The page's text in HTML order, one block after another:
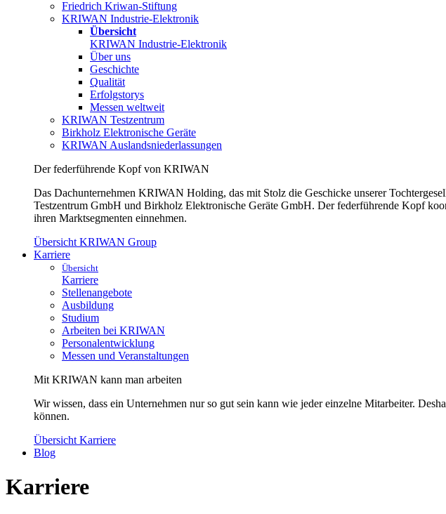
Friedrich Kriwan-Stiftung
KRIWAN Industrie-Elektronik
Übersicht
KRIWAN Industrie-Elektronik
Über uns
Geschichte
Qualität
Erfolgstorys
Messen weltweit
KRIWAN Testzentrum
Birkholz Elektronische Geräte
KRIWAN Auslandsniederlassungen
Der federführende Kopf von KRIWAN
Das Dachunternehmen KRIWAN Holding, das mit Stolz die Geschicke unserer
Testzentrum GmbH und Birkholz Elektronische Geräte GmbH. Der federführende Kopf
ihren Marktsegmenten einnehmen.
Übersicht KRIWAN Group
Karriere
Übersicht
Karriere
Stellenangebote
Ausbildung
Studium
Arbeiten bei KRIWAN
Personalentwicklung
Messen und Veranstaltungen
Mit KRIWAN kann man arbeiten
Wir wissen, dass ein Unternehmen nur so gut sein kann wie jeder einzelne Mitarbeiter.
können.
Übersicht Karriere
Blog
Karriere